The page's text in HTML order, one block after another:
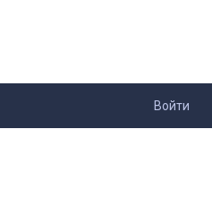
Войти